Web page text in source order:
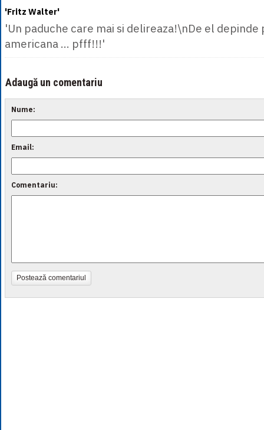
'Fritz Walter'
'Un paduche care mai si delireaza!\nDe el depinde
americana ... pfff!!!'
Adaugă un comentariu
Nume:
Email:
Comentariu:
Postează comentariul